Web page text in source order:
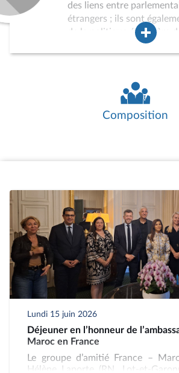
des liens entre
étrangers ; ils sont
de la politique étrangère
des instruments du
l’Assemblée est
conditions. Lorsqu’il n’est
créer un groupe d’amitié
s’agit essentiellement
rencontres avec des
étrangères ou françaises,
partenaire, telles que des
des membres de
partenaire, des
chercheurs, des
ou d’entreprises.
Les groupes d’amitié
également des missions
parlement homologue et
de délégations
doivent avoir été
Composition
Lundi 15 juin 2026
Déjeuner en l’honneur de
Maroc en France
Le groupe d’amitié France –
Hélène Laporte (RN, Lot-et-